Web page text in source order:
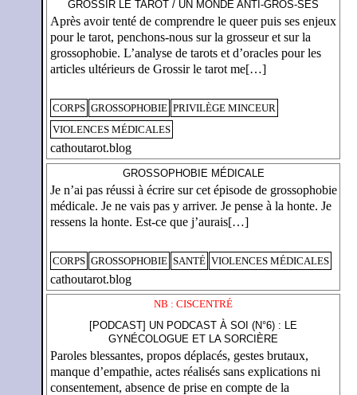
GROSSIR LE TAROT / UN MONDE ANTI-GROS-SES
Après avoir tenté de comprendre le queer puis ses enjeux
pour le tarot, penchons-nous sur la grosseur et sur la
grossophobie. L’analyse de tarots et d’oracles pour les
articles ultérieurs de Grossir le tarot me[…]
CORPS GROSSOPHOBIE PRIVILÈGE MINCEUR
VIOLENCES MÉDICALES
cathoutarot.blog
GROSSOPHOBIE MÉDICALE
Je n’ai pas réussi à écrire sur cet épisode de grossophobie
médicale. Je ne vais pas y arriver. Je pense à la honte. Je
ressens la honte. Est-ce que j’aurais[…]
CORPS GROSSOPHOBIE SANTÉ VIOLENCES MÉDICALES
cathoutarot.blog
NB : CISCENTRÉ
[PODCAST] UN PODCAST À SOI (N°6) : LE
GYNÉCOLOGUE ET LA SORCIÈRE
Paroles blessantes, propos déplacés, gestes brutaux,
manque d’empathie, actes réalisés sans explications ni
consentement, absence de prise en compte de la